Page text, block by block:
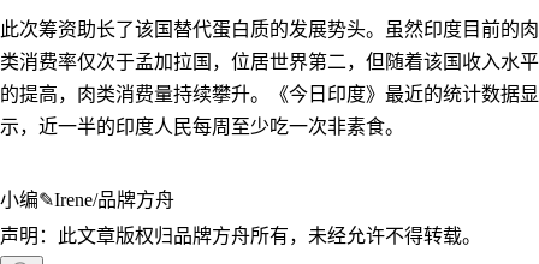
此次筹资助长了该国替代蛋白质的发展势头。虽然印度目前的肉
类消费率仅次于孟加拉国，位居世界第二，但随着该国收入水平
的提高，肉类消费量持续攀升。《今日印度》最近的统计数据显
示，近一半的印度人民每周至少吃一次非素食。
小编✎Irene/品牌方舟
声明：此文章版权归品牌方舟所有，未经允许不得转载。